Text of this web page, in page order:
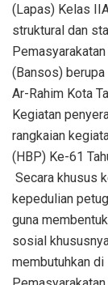
(Lapas) Kelas
struktural dan
(Bansos)
Ar-Rahim Kota
Kegiatan
rangkaian
(HBP) Ke-61
Secara khusus
kepedulian
guna
sosial
membutuhkan